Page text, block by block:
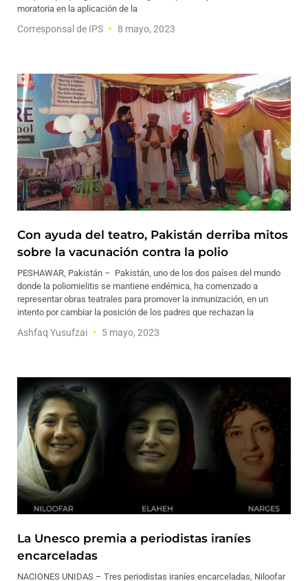
moratoria en la aplicación de la
Corresponsal de IPS 8 mayo, 2023
Con ayuda del teatro, Pakistán derriba mitos
sobre la vacunación contra la polio
PESHAWAR, Pakistán – Pakistán, uno de los dos países del mundo
donde la poliomielitis se mantiene endémica, ha comenzado a
representar obras teatrales para promover la inmunización, en un
intento por cambiar la posición de los padres que rechazan la
Ashfaq Yusufzai 5 mayo, 2023
La Unesco premia a periodistas iraníes
encarceladas
NACIONES UNIDAS – Tres periodistas iraníes encarceladas, Niloofar